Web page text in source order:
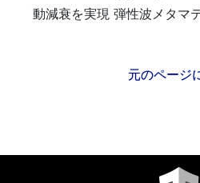
動減衰を実現 弾性波メタマ
元のページ